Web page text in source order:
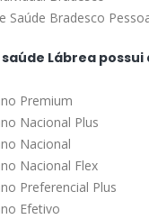
Saúde Bradesco
Lábrea
Premium
Nacional Plus
Nacional
Nacional Flex
Preferencial Plus
Efetivo